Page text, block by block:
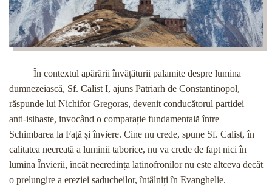
În contextul apărării învățăturii palamite despre lumina
dumnezeiască, Sf. Calist I, ajuns Patriarh de Constantinopol,
răspunde lui Nichifor Gregoras, devenit conducătorul partidei
anti-isihaste, invocând o comparație fundamentală între
Schimbarea la Față și înviere. Cine nu crede, spune Sf. Calist, în
calitatea necreată a luminii taborice, nu va crede de fapt nici în
lumina Învierii, încât necredința latinofronilor nu este altceva decât
o prelungire a ereziei saducheilor, întâlniți în Evanghelie.